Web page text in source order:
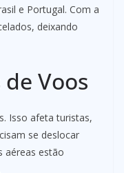
e Portugal. Com a
deixando
Voos
Isso afeta turistas,
se deslocar
aéreas estão